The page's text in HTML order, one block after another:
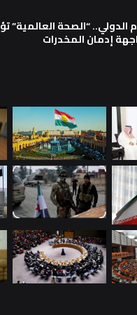
الدولي.. “الصحة العالمية”
إدمان المخدرات